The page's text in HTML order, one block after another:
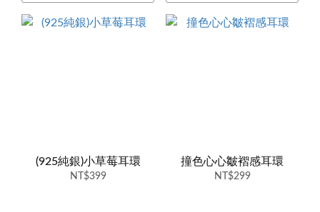
(925純銀)小草莓耳環
NT$399
撞色心心皺褶感耳環
NT$299